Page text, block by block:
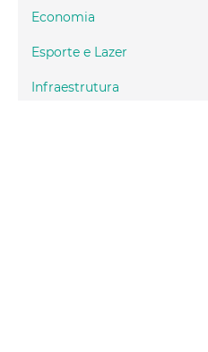
Economia
Esporte e Lazer
Infraestrutura